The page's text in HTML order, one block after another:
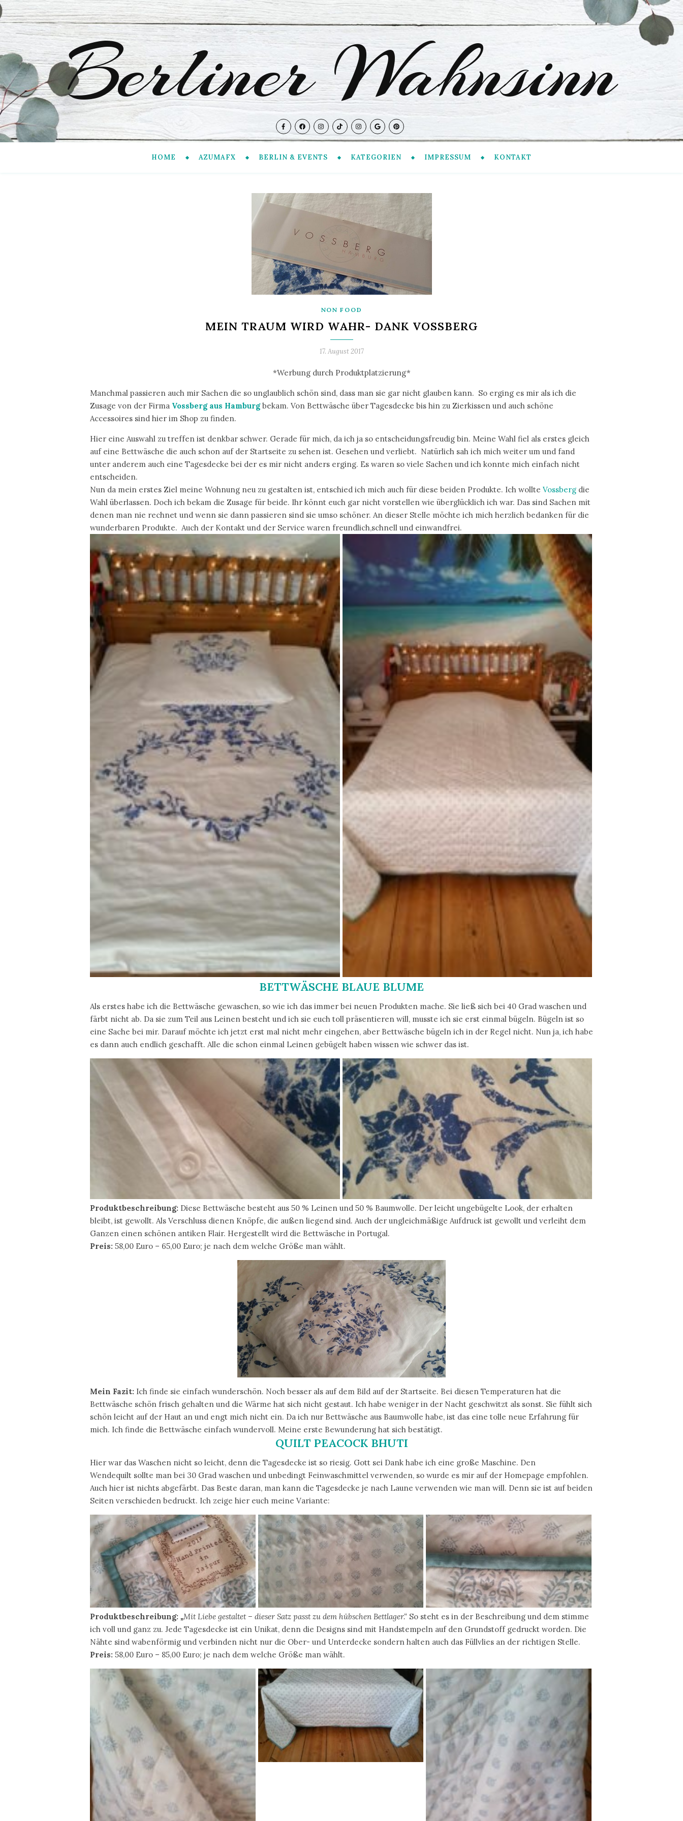
Berliner Wahnsinn
HOME AZUMAFX BERLIN & EVENTS KATEGORIEN IMPRESSUM KONTAKT
NON FOOD
MEIN TRAUM WIRD WAHR- DANK VOSSBERG
17. August 2017
*Werbung durch Produktplatzierung*
Manchmal passieren auch mir Sachen die so unglaublich schön sind, dass man sie gar nicht glauben kann. So erging es mir als ich die
Zusage von der Firma Vossberg aus Hamburgbekam. Von Bettwäsche über Tagesdecke bis hin zu Zierkissen und auch schöne
Accessoires sind hier im Shop zu finden.
Hier eine Auswahl zu treffen ist denkbar schwer. Gerade für mich, da ich ja so entscheidungsfreudig bin. Meine Wahl fiel als erstes gleich
auf eine Bettwäsche die auch schon auf der Startseite zu sehen ist. Gesehen und verliebt. Natürlich sah ich mich weiter um und fand
unter anderem auch eine Tagesdecke bei der es mir nicht anders erging. Es waren so viele Sachen und ich konnte mich einfach nicht
entscheiden.
Nun da mein erstes Ziel meine Wohnung neu zu gestalten ist, entschied ich mich auch für diese beiden Produkte. Ich wollte Vossberg die
Wahl überlassen. Doch ich bekam die Zusage für beide. Ihr könnt euch gar nicht vorstellen wie überglücklich ich war. Das sind Sachen mit
denen man nie rechnet und wenn sie dann passieren sind sie umso schöner. An dieser Stelle möchte ich mich herzlich bedanken für die
wunderbaren Produkte. Auch der Kontakt und der Service waren freundlich,schnell und einwandfrei.
BETTWÄSCHE BLAUE BLUME
Als erstes habe ich die Bettwäsche gewaschen, so wie ich das immer bei neuen Produkten mache. Sie ließ sich bei 40 Grad waschen und
färbt nicht ab. Da sie zum Teil aus Leinen besteht und ich sie euch toll präsentieren will, musste ich sie erst einmal bügeln. Bügeln ist so
eine Sache bei mir. Darauf möchte ich jetzt erst mal nicht mehr eingehen, aber Bettwäsche bügeln ich in der Regel nicht. Nun ja, ich habe
es dann auch endlich geschafft. Alle die schon einmal Leinen gebügelt haben wissen wie schwer das ist.
Produktbeschreibung: Diese Bettwäsche besteht aus 50 % Leinen und 50 % Baumwolle. Der leicht ungebügelte Look, der erhalten
bleibt, ist gewollt. Als Verschluss dienen Knöpfe, die außen liegend sind. Auch der ungleichmäßige Aufdruck ist gewollt und verleiht dem
Ganzen einen schönen antiken Flair. Hergestellt wird die Bettwäsche in Portugal.
Preis: 58,00 Euro – 65,00 Euro; je nach dem welche Größe man wählt.
Mein Fazit: Ich finde sie einfach wunderschön. Noch besser als auf dem Bild auf der Startseite. Bei diesen Temperaturen hat die
Bettwäsche schön frisch gehalten und die Wärme hat sich nicht gestaut. Ich habe weniger in der Nacht geschwitzt als sonst. Sie fühlt sich
schön leicht auf der Haut an und engt mich nicht ein. Da ich nur Bettwäsche aus Baumwolle habe, ist das eine tolle neue Erfahrung für
mich. Ich finde die Bettwäsche einfach wundervoll. Meine erste Bewunderung hat sich bestätigt.
QUILT PEACOCK BHUTI
Hier war das Waschen nicht so leicht, denn die Tagesdecke ist so riesig. Gott sei Dank habe ich eine große Maschine. Den
Wendequilt sollte man bei 30 Grad waschen und unbedingt Feinwaschmittel verwenden, so wurde es mir auf der Homepage empfohlen.
Auch hier ist nichts abgefärbt. Das Beste daran, man kann die Tagesdecke je nach Laune verwenden wie man will. Denn sie ist auf beiden
Seiten verschieden bedruckt. Ich zeige hier euch meine Variante:
Produktbeschreibung: „Mit Liebe gestaltet – dieser Satz passt zu dem hübschen Bettlager.“ So steht es in der Beschreibung und dem stimme
ich voll und ganz zu. Jede Tagesdecke ist ein Unikat, denn die Designs sind mit Handstempeln auf den Grundstoff gedruckt worden. Die
Nähte sind wabenförmig und verbinden nicht nur die Ober- und Unterdecke sondern halten auch das Füllvlies an der richtigen Stelle.
Preis: 58,00 Euro – 85,00 Euro; je nach dem welche Größe man wählt.